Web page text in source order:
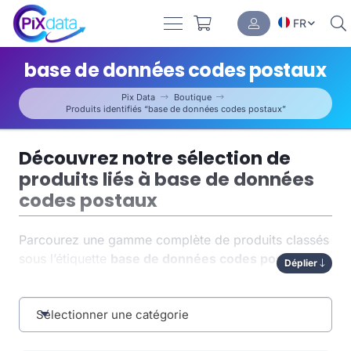
FR
base de données codes postaux
Pix Data
Boutique
Produits identifiés “base de données codes postaux”
Découvrez notre sélection de
produits liés à base de données
codes postaux
Parcourez une gamme complète de produits classés
sous l’étiquette base de données codes postaux.
Chaque article a été soigneusement indexé pour
vous permettre de trouver rapidement ce dont vous
avez besoin. Cette organisation par tag optimise non
seulement lanavigation, mais aussi la pertinence
Déplier
Sélectionner une catégorie